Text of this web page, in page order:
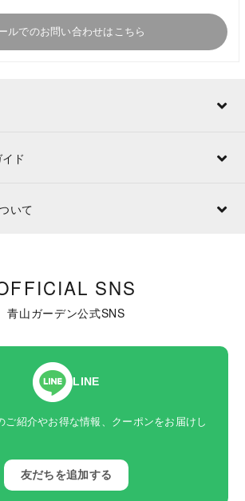
ルでのお問い合わせはこちら
ド
いて
SNS
青山ガーデン公式SNS
LINE
ご紹介やお得な情報、クーポンをお届けし
友だちを追加する